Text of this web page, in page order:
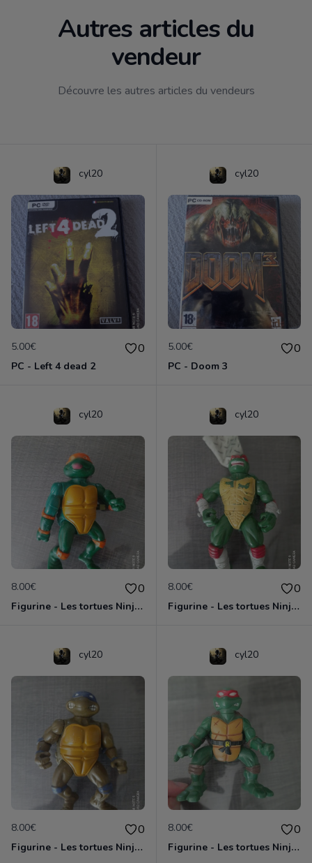
Autres articles du
vendeur
Découvre les autres articles du vendeurs
cyl20
5.00€ 0
PC - Left 4 dead 2
cyl20
5.00€ 0
PC - Doom 3
cyl20
8.00€ 0
Figurine - Les tortues Ninja - Michaelangelo
cyl20
8.00€ 0
Figurine - Les tortues Ninja - Raphael
cyl20
8.00€ 0
Figurine - Les tortues Ninja - Donatello
cyl20
8.00€ 0
Figurine - Les tortues Ninja - Raphael